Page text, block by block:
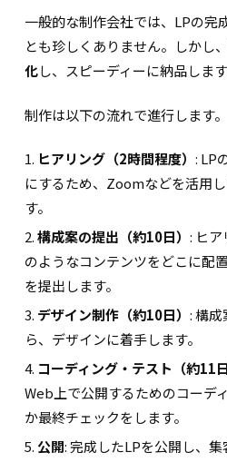
一般的な制作会社では、LPの完
とも珍しくありません。しかし
化し、スピーディーに納品します
制作は以下の流れで進行します。
ヒアリング（2時間程度） : LP
にするため、Zoomなどを活用
す。
構成案の提出（約10日） : ヒ
のようなコンテンツをどこに配
を提出します。
デザイン制作（約10日） : 構
ら、デザインに着手します。
コーディング・テスト（約11日
Web上で公開するためのコーデ
か最終チェックをします。
公開: 完成したLPを公開し、集